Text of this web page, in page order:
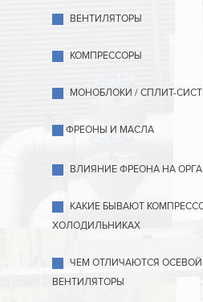
ВЕНТИЛЯТОРЫ
КОМПРЕССОРЫ
МОНОБЛОКИ / СПЛИТ-
ФРЕОНЫ И МАСЛА
ВЛИЯНИЕ ФРЕОНА НА
КАКИЕ БЫВАЮТ
ХОЛОДИЛЬНИКАХ
ЧЕМ ОТЛИЧАЮТСЯ
ВЕНТИЛЯТОРЫ